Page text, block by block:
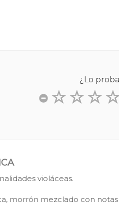
¿Lo
violáceas.
morrón mezclado con